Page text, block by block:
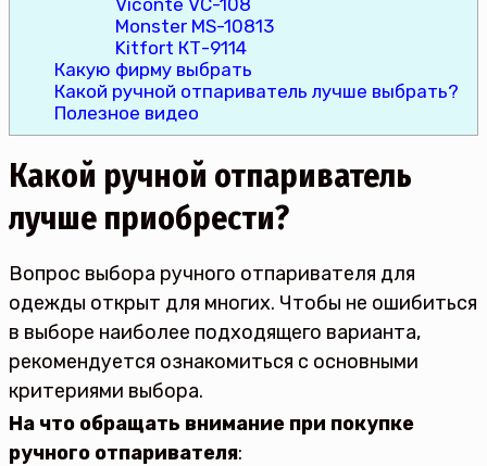
Viconte VC-108
Monster MS-10813
Kitfort КТ-9114
Какую фирму выбрать
Какой ручной отпариватель лучше выбрать?
Полезное видео
Какой ручной отпариватель
лучше приобрести?
Вопрос выбора ручного отпаривателя для
одежды открыт для многих. Чтобы не ошибиться
в выборе наиболее подходящего варианта,
рекомендуется ознакомиться с основными
критериями выбора.
На что обращать внимание при покупке
ручного отпаривателя: